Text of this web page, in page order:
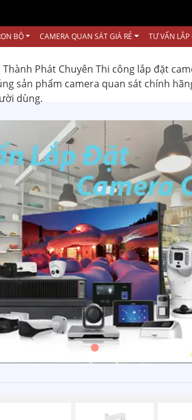
BỘ CAMERA QUAN SÁT GIÁ RẺ TƯ VẤN
Thành Phát Chuyên Thi công lắp đặt
sản phẩm camera quan sát chính
dùng.